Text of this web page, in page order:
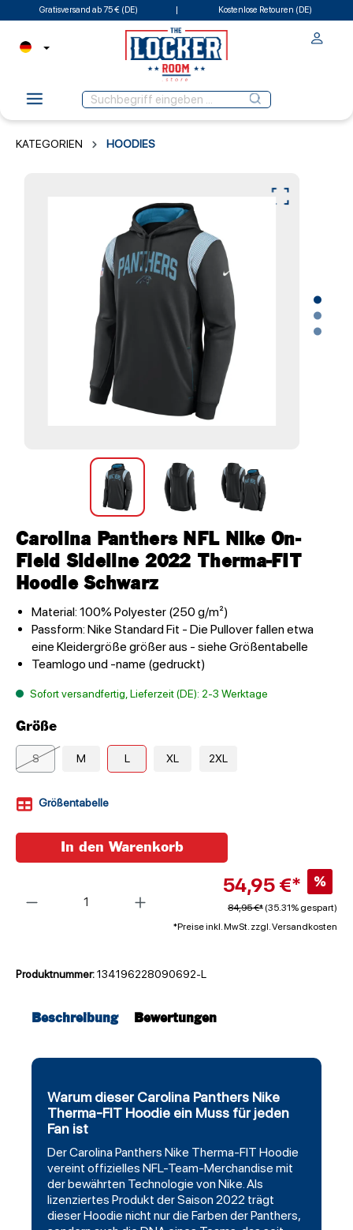
Gratisversand ab 75 € (DE) Kostenlose Retouren (DE)
KATEGORIEN HOODIES
Carolina Panthers NFL Nike On-
Field Sideline 2022 Therma-FIT
Hoodie Schwarz
Material: 100% Polyester (250 g/m²)
Passform: Nike Standard Fit - Die Pullover fallen etwa
eine Kleidergröße größer aus - siehe Größentabelle
Teamlogo und -name (gedruckt)
Sofort versandfertig, Lieferzeit (DE): 2-3 Werktage
Größe
S M L XL 2XL
Größentabelle
54,95 €* %
84,95 €* (35.31% gespart)
*Preise inkl. MwSt. zzgl. Versandkosten
In den Warenkorb
Produktnummer:134196228090692-L
Beschreibung Bewertungen
Warum dieser Carolina Panthers Nike
Therma-FIT Hoodie ein Muss für jeden
Fan ist
DerCarolina Panthers Nike Therma-FIT Hoodie
vereint offizielles NFL-Team-Merchandise mit
der bewährten Technologie von Nike. Als
lizenziertes Produkt der Saison 2022 trägt
dieser Hoodie nicht nur die Farben der Panthers,